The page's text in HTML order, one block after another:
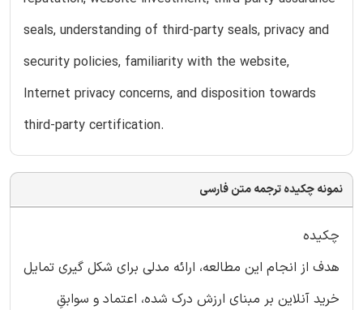
seals, understanding of third-party seals, privacy and
security policies, familiarity with the website,
Internet privacy concerns, and disposition towards
third-party certification.
نمونه چکیده ترجمه متن فارسی
چکیده
هدف از انجام این مطالعه، ارائه مدلی برای شکل گیری تمایل
خرید آنلاین بر مبنای ارزش درک شده، اعتماد و سوابقِ